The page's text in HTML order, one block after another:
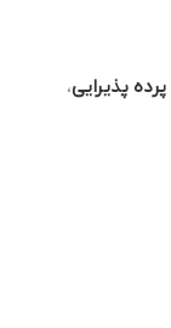
پرده پذیرایی،